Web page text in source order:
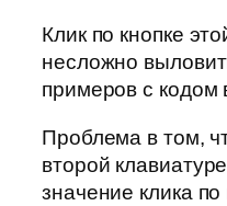
Клик по кнопке
несложно
примеров с кодом
Проблема в том,
второй
значение клика